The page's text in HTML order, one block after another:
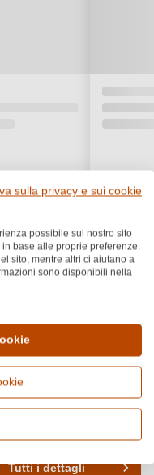
Vino frizzante e
Tutti i dettagli
sulla privacy e sui cookie
possibile sul nostro sito
base alle proprie preferenze.
sito, mentre altri ci aiutano a
sono disponibili nella